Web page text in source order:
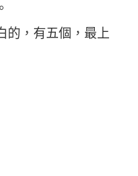
的，有五個，最上